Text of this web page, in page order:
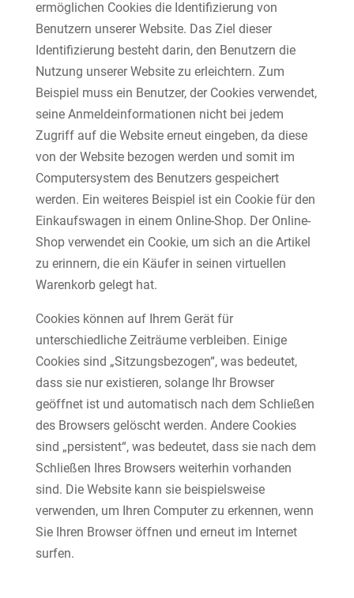
ermöglichen Cookies die Identifizierung von
Benutzern unserer Website. Das Ziel dieser
Identifizierung besteht darin, den Benutzern die
Nutzung unserer Website zu erleichtern. Zum
Beispiel muss ein Benutzer, der Cookies verwendet,
seine Anmeldeinformationen nicht bei jedem
Zugriff auf die Website erneut eingeben, da diese
von der Website bezogen werden und somit im
Computersystem des Benutzers gespeichert
werden. Ein weiteres Beispiel ist ein Cookie für den
Einkaufswagen in einem Online-Shop. Der Online-
Shop verwendet ein Cookie, um sich an die Artikel
zu erinnern, die ein Käufer in seinen virtuellen
Warenkorb gelegt hat.
Cookies können auf Ihrem Gerät für
unterschiedliche Zeiträume verbleiben. Einige
Cookies sind „Sitzungsbezogen“, was bedeutet,
dass sie nur existieren, solange Ihr Browser
geöffnet ist und automatisch nach dem Schließen
des Browsers gelöscht werden. Andere Cookies
sind „persistent“, was bedeutet, dass sie nach dem
Schließen Ihres Browsers weiterhin vorhanden
sind. Die Website kann sie beispielsweise
verwenden, um Ihren Computer zu erkennen, wenn
Sie Ihren Browser öffnen und erneut im Internet
surfen.